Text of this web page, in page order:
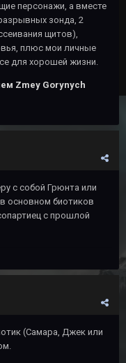
персонажи, а вместе
зонда, 2
щитов),
плюс мои личные
для хорошей жизни.
Zmey Gorynych
с собой Грюнта или
основном биотиков
с прошлой
(Самара, Джек или